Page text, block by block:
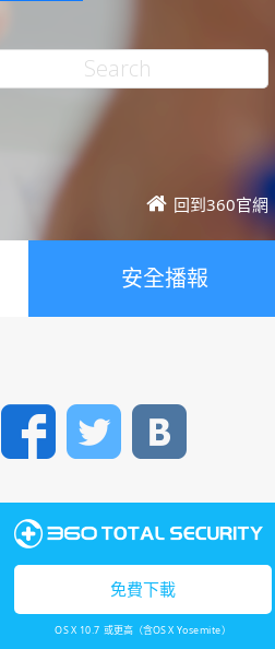
回到360官網
安全播報
FacebookTwitter
免費下載
OS X 10.7 或更高（含OS X Yosemite）